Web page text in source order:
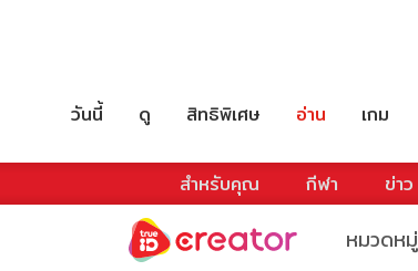
วันนี้ ดู สิทธิพิเศษ อ่าน เกม
สำหรับคุณ กีฬา ข่าว
หมวดหมู่